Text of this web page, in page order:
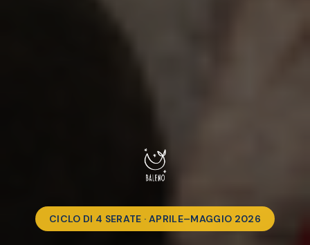
CICLO DI 4 SERATE · APRILE–MAGGIO 2026